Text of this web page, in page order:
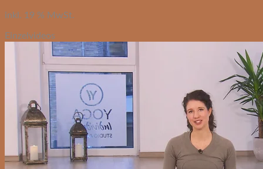
inkl. 19 % MwSt.
Einzelvideos